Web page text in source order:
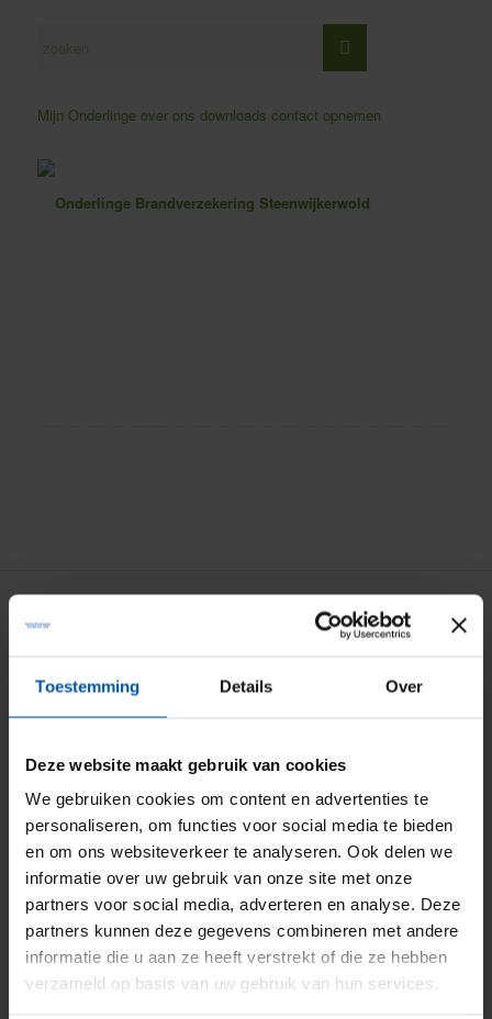
Toestemming Details Over
Deze website maakt gebruik van cookies
We gebruiken cookies om content en advertenties te
personaliseren, om functies voor social media te bieden
en om ons websiteverkeer te analyseren. Ook delen we
informatie over uw gebruik van onze site met onze
partners voor social media, adverteren en analyse. Deze
partners kunnen deze gegevens combineren met andere
informatie die u aan ze heeft verstrekt of die ze hebben
verzameld op basis van uw gebruik van hun services.
Mijn Onderlinge over ons downloads contact opnemen
Aansprakelijkheid
Auto
Bromfiets
Caravan
Doorlopende reis
Fiets
Inboedel
Kostbaarheden
Mobiele dekking